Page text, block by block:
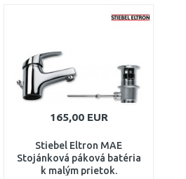
DO KOŠÍKA
165,00 EUR
Stiebel Eltron MAE
Stojánková páková batéria
k malým prietok.